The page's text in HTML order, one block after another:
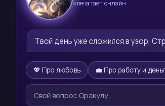
🔮
печатает онлайн
Твой день уже сложился в узор,
💖 Про любовь 💼 Про работу и